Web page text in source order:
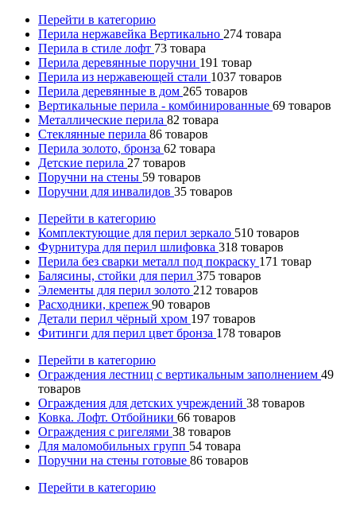
Перейти в категорию
Перила нержавейка Вертикально 274 товара
Перила в стиле лофт 73 товара
Перила деревянные поручни 191 товар
Перила из нержавеющей стали 1037 товаров
Перила деревянные в дом 265 товаров
Вертикальные перила - комбинированные 69 товаров
Металлические перила 82 товара
Стеклянные перила 86 товаров
Перила золото, бронза 62 товара
Детские перила 27 товаров
Поручни на стены 59 товаров
Поручни для инвалидов 35 товаров
Перейти в категорию
Комплектующие для перил зеркало 510 товаров
Фурнитура для перил шлифовка 318 товаров
Перила без сварки металл под покраску 171 товар
Балясины, стойки для перил 375 товаров
Элементы для перил золото 212 товаров
Расходники, крепеж 90 товаров
Детали перил чёрный хром 197 товаров
Фитинги для перил цвет бронза 178 товаров
Перейти в категорию
Ограждения лестниц с вертикальным заполнением 49
товаров
Ограждения для детских учреждений 38 товаров
Ковка. Лофт. Отбойники 66 товаров
Ограждения с ригелями 38 товаров
Для маломобильных групп 54 товара
Поручни на стены готовые 86 товаров
Перейти в категорию